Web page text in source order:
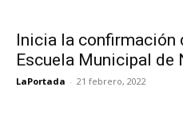
Inicia la confirmación
Escuela Municipal de
LaPortada - 21 febrero, 2022